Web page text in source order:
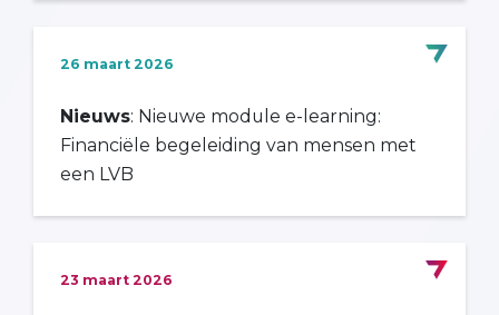
26 maart 2026
Nieuws: Nieuwe module e-learning:
Financiële begeleiding van mensen met
een LVB
23 maart 2026